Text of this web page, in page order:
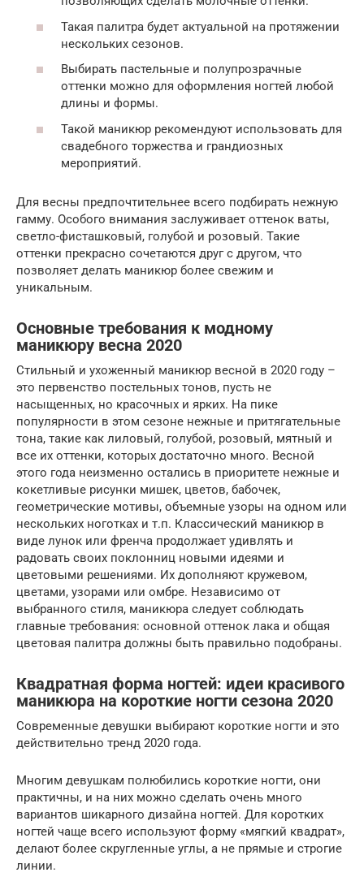
Такая палитра будет актуальной на протяжении
нескольких сезонов.
Выбирать пастельные и полупрозрачные
оттенки можно для оформления ногтей любой
длины и формы.
Такой маникюр рекомендуют использовать для
свадебного торжества и грандиозных
мероприятий.
Для весны предпочтительнее всего подбирать нежную
гамму. Особого внимания заслуживает оттенок ваты,
светло-фисташковый, голубой и розовый. Такие
оттенки прекрасно сочетаются друг с другом, что
позволяет делать маникюр более свежим и
уникальным.
Основные требования к модному
маникюру весна 2020
Стильный и ухоженный маникюр весной в 2020 году –
это первенство постельных тонов, пусть не
насыщенных, но красочных и ярких. На пике
популярности в этом сезоне нежные и притягательные
тона, такие как лиловый, голубой, розовый, мятный и
все их оттенки, которых достаточно много. Весной
этого года неизменно остались в приоритете нежные и
кокетливые рисунки мишек, цветов, бабочек,
геометрические мотивы, объемные узоры на одном или
нескольких ноготках и т.п. Классический маникюр в
виде лунок или френча продолжает удивлять и
радовать своих поклонниц новыми идеями и
цветовыми решениями. Их дополняют кружевом,
цветами, узорами или омбре. Независимо от
выбранного стиля, маникюра следует соблюдать
главные требования: основной оттенок лака и общая
цветовая палитра должны быть правильно подобраны.
Квадратная форма ногтей: идеи красивого
маникюра на короткие ногти сезона 2020
Современные девушки выбирают короткие ногти и это
действительно тренд 2020 года.
Многим девушкам полюбились короткие ногти, они
практичны, и на них можно сделать очень много
вариантов шикарного дизайна ногтей. Для коротких
ногтей чаще всего используют форму «мягкий квадрат»,
делают более скругленные углы, а не прямые и строгие
линии.